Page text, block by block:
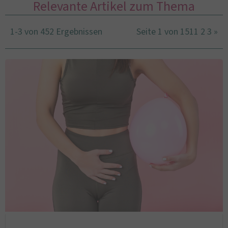
Relevante Artikel zum Thema
1-3 von 452 Ergebnissen Seite 1 von 1511 2 3 »